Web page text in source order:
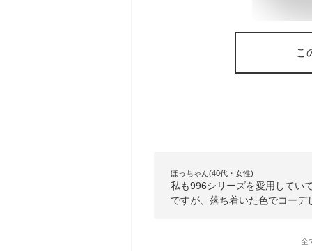
こ
ほっちゃん(40代・女性)
私も996シリーズを愛用してい
ですが、落ち着いた色でコーデ
全